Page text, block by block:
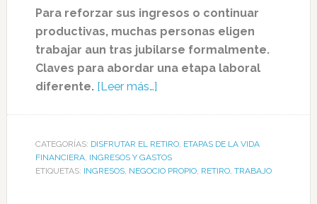
Para reforzar sus ingresos o continuar
productivas, muchas personas eligen
trabajar aun tras jubilarse formalmente.
Claves para abordar una etapa laboral
diferente. [Leer más…]
CATEGORÍAS: DISFRUTAR EL RETIRO, ETAPAS DE LA VIDA
FINANCIERA, INGRESOS Y GASTOS
ETIQUETAS: INGRESOS, NEGOCIO PROPIO, RETIRO, TRABAJO